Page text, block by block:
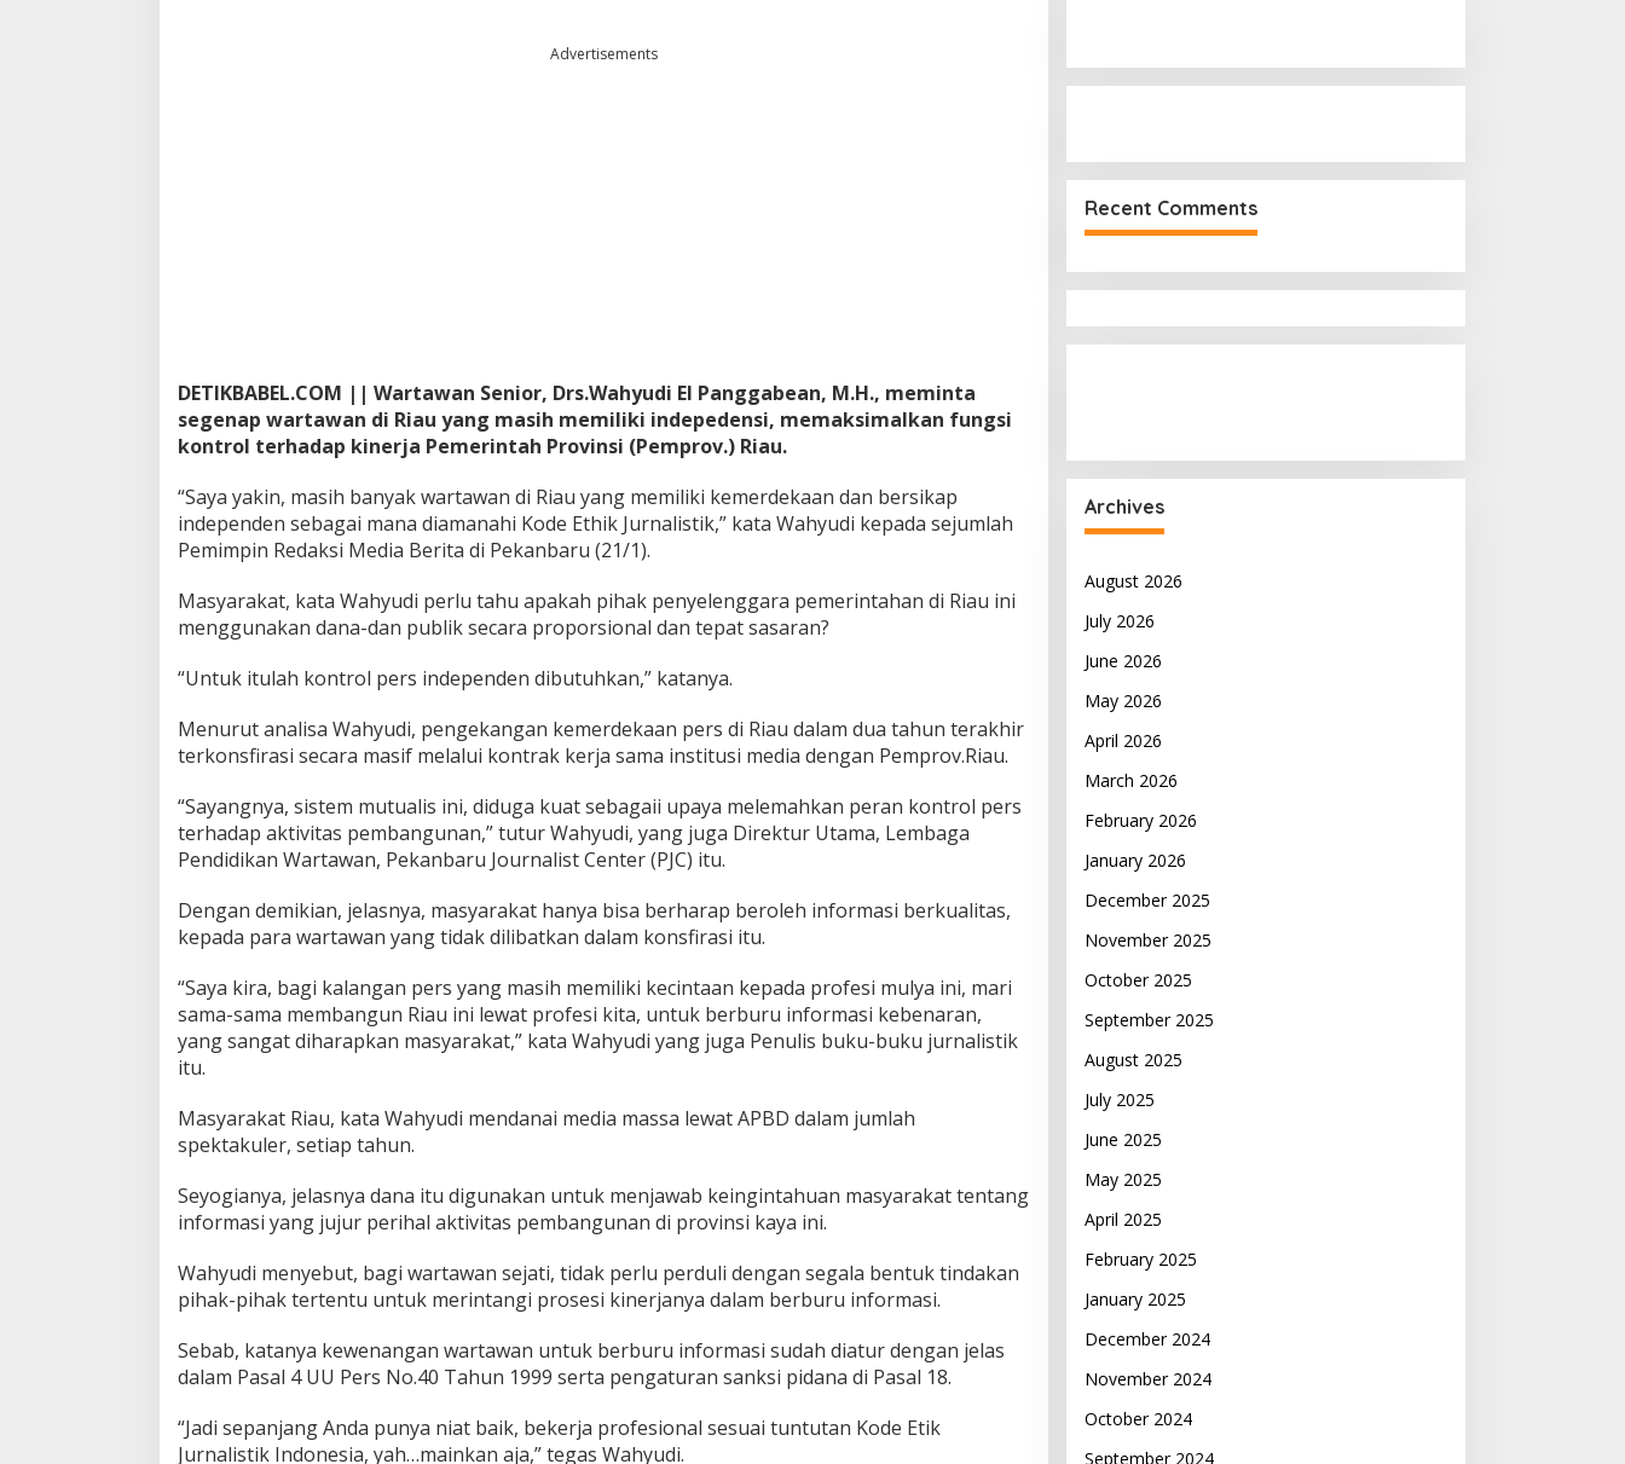
r
a
d
p
K
n
r
P
e
p
r
v
.
R
i
u
Advertisements
DETIKBABEL.COM || Wartawan Senior, Drs.Wahyudi El Panggabean, M.H., meminta
segenap wartawan di Riau yang masih memiliki indepedensi, memaksimalkan fungsi
kontrol terhadap kinerja Pemerintah Provinsi (Pemprov.) Riau.
“Saya yakin, masih banyak wartawan di Riau yang memiliki kemerdekaan dan bersikap
independen sebagai mana diamanahi Kode Ethik Jurnalistik,” kata Wahyudi kepada sejumlah
Pemimpin Redaksi Media Berita di Pekanbaru (21/1).
Masyarakat, kata Wahyudi perlu tahu apakah pihak penyelenggara pemerintahan di Riau ini
menggunakan dana-dan publik secara proporsional dan tepat sasaran?
“Untuk itulah kontrol pers independen dibutuhkan,” katanya.
Menurut analisa Wahyudi, pengekangan kemerdekaan pers di Riau dalam dua tahun terakhir
terkonsfirasi secara masif melalui kontrak kerja sama institusi media dengan Pemprov.Riau.
“Sayangnya, sistem mutualis ini, diduga kuat sebagaii upaya melemahkan peran kontrol pers
terhadap aktivitas pembangunan,” tutur Wahyudi, yang juga Direktur Utama, Lembaga
Pendidikan Wartawan, Pekanbaru Journalist Center (PJC) itu.
Dengan demikian, jelasnya, masyarakat hanya bisa berharap beroleh informasi berkualitas,
kepada para wartawan yang tidak dilibatkan dalam konsfirasi itu.
“Saya kira, bagi kalangan pers yang masih memiliki kecintaan kepada profesi mulya ini, mari
sama-sama membangun Riau ini lewat profesi kita, untuk berburu informasi kebenaran,
yang sangat diharapkan masyarakat,” kata Wahyudi yang juga Penulis buku-buku jurnalistik
itu.
Masyarakat Riau, kata Wahyudi mendanai media massa lewat APBD dalam jumlah
spektakuler, setiap tahun.
Seyogianya, jelasnya dana itu digunakan untuk menjawab keingintahuan masyarakat tentang
informasi yang jujur perihal aktivitas pembangunan di provinsi kaya ini.
Wahyudi menyebut, bagi wartawan sejati, tidak perlu perduli dengan segala bentuk tindakan
pihak-pihak tertentu untuk merintangi prosesi kinerjanya dalam berburu informasi.
Sebab, katanya kewenangan wartawan untuk berburu informasi sudah diatur dengan jelas
dalam Pasal 4 UU Pers No.40 Tahun 1999 serta pengaturan sanksi pidana di Pasal 18.
“Jadi sepanjang Anda punya niat baik, bekerja profesional sesuai tuntutan Kode Etik
Jurnalistik Indonesia, yah…mainkan aja,” tegas Wahyudi.
Recent Comments
Archives
August 2026
July 2026
June 2026
May 2026
April 2026
March 2026
February 2026
January 2026
December 2025
November 2025
October 2025
September 2025
August 2025
July 2025
June 2025
May 2025
April 2025
February 2025
January 2025
December 2024
November 2024
October 2024
September 2024